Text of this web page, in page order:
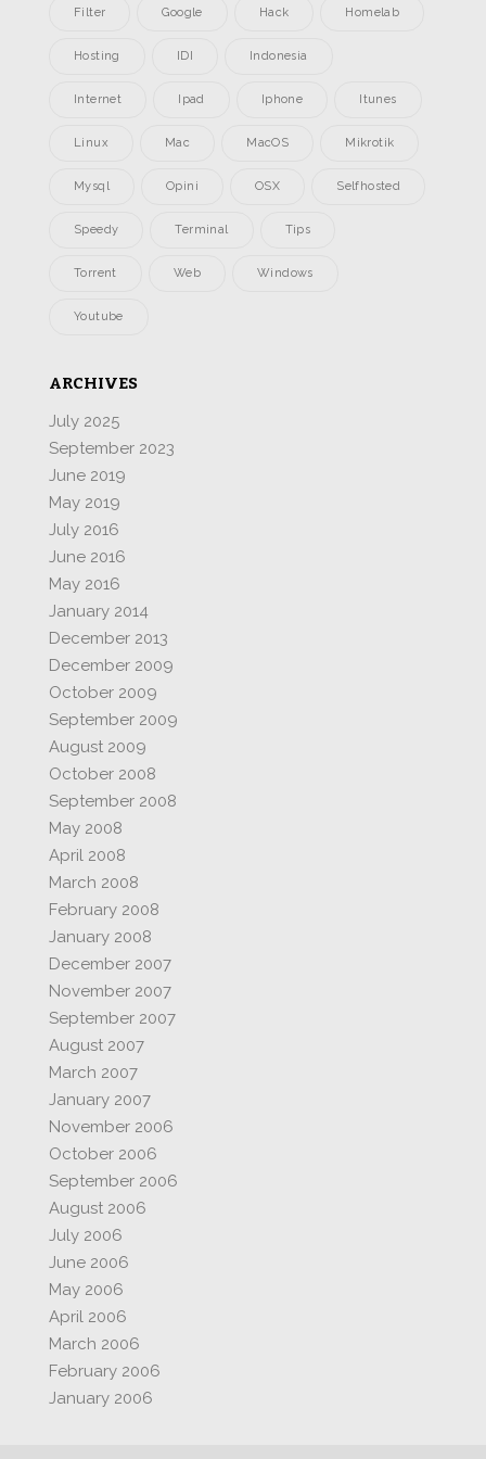
Filter Google Hack Homelab
Hosting IDI Indonesia
Internet Ipad Iphone Itunes
Linux Mac MacOS Mikrotik
Mysql Opini OSX Selfhosted
Speedy Terminal Tips
Torrent Web Windows
Youtube
ARCHIVES
July 2025
September 2023
June 2019
May 2019
July 2016
June 2016
May 2016
January 2014
December 2013
December 2009
October 2009
September 2009
August 2009
October 2008
September 2008
May 2008
April 2008
March 2008
February 2008
January 2008
December 2007
November 2007
September 2007
August 2007
March 2007
January 2007
November 2006
October 2006
September 2006
August 2006
July 2006
June 2006
May 2006
April 2006
March 2006
February 2006
January 2006